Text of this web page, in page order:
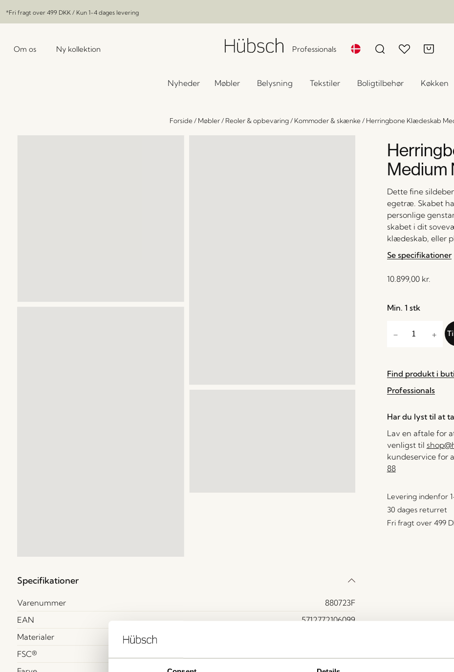
*Fri fragt over 499 DKK / Kun 1-4 dages levering
Om os Ny kollektion Professionals
Nyheder Møbler Belysning Tekstiler Boligtilbehør Køkken
Forside/ Møbler/ Reoler & opbevaring/ Kommoder & skænke/ Herringbone Klædeskab
Specifikationer
Varenummer
880723F
EAN
5712772106099
Materialer
FSC®
Medium
Dette fine
egetræ. Skabet
personlige
skabet i dit
klædeskab, eller
Se specifikationer
10.899,00 kr.
Min. 1 stk
Find produkt i
Professionals
Har du lyst til at
Lav en aftale for
venligst til
kundeservice for
88
Levering indenfor
30 dages returret
Fri fragt over 499